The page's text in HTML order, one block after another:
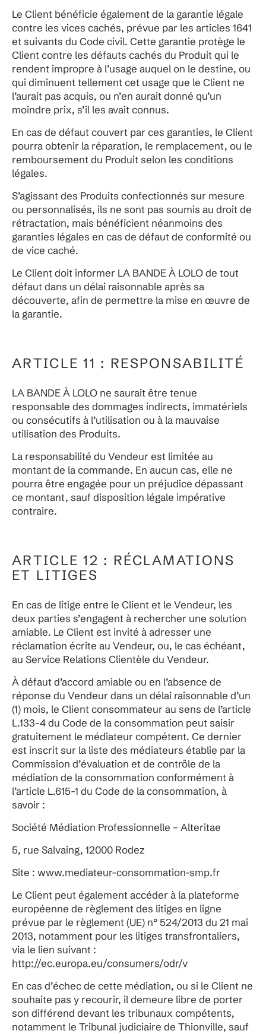
Le Client bénéficie également de la garantie légale
contre les vices cachés, prévue par les articles 1641
et suivants du Code civil. Cette garantie protège le
Client contre les défauts cachés du Produit qui le
rendent impropre à l’usage auquel on le destine, ou
qui diminuent tellement cet usage que le Client ne
l’aurait pas acquis, ou n’en aurait donné qu’un
moindre prix, s’il les avait connus.
En cas de défaut couvert par ces garanties, le Client
pourra obtenir la réparation, le remplacement, ou le
remboursement du Produit selon les conditions
légales.
S’agissant des Produits confectionnés sur mesure
ou personnalisés, ils ne sont pas soumis au droit de
rétractation, mais bénéficient néanmoins des
garanties légales en cas de défaut de conformité ou
de vice caché.
Le Client doit informer LA BANDE À LOLO de tout
défaut dans un délai raisonnable après sa
découverte, afin de permettre la mise en œuvre de
la garantie.
ARTICLE 11 : RESPONSABILITÉ
LA BANDE À LOLO ne saurait être tenue
responsable des dommages indirects, immatériels
ou consécutifs à l’utilisation ou à la mauvaise
utilisation des Produits.
La responsabilité du Vendeur est limitée au
montant de la commande. En aucun cas, elle ne
pourra être engagée pour un préjudice dépassant
ce montant, sauf disposition légale impérative
contraire.
ARTICLE 12 : RÉCLAMATIONS
ET LITIGES
En cas de litige entre le Client et le Vendeur, les
deux parties s’engagent à rechercher une solution
amiable. Le Client est invité à adresser une
réclamation écrite au Vendeur, ou, le cas échéant,
au Service Relations Clientèle du Vendeur.
À défaut d’accord amiable ou en l’absence de
réponse du Vendeur dans un délai raisonnable d’un
(1) mois, le Client consommateur au sens de l’article
L.133-4 du Code de la consommation peut saisir
gratuitement le médiateur compétent. Ce dernier
est inscrit sur la liste des médiateurs établie par la
Commission d’évaluation et de contrôle de la
médiation de la consommation conformément à
l’article L.615-1 du Code de la consommation, à
savoir :
Société Médiation Professionnelle – Alteritae
5, rue Salvaing, 12000 Rodez
Site : www.mediateur-consommation-smp.fr
Le Client peut également accéder à la plateforme
européenne de règlement des litiges en ligne
prévue par le règlement (UE) n° 524/2013 du 21 mai
2013, notamment pour les litiges transfrontaliers,
via le lien suivant :
http://ec.europa.eu/consumers/odr/v
En cas d’échec de cette médiation, ou si le Client ne
souhaite pas y recourir, il demeure libre de porter
son différend devant les tribunaux compétents,
notamment le Tribunal judiciaire de Thionville, sauf